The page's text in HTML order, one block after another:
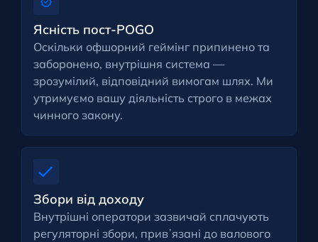
Ясність пост-POGO
Оскільки офшорний геймінг припинено та
заборонено, внутрішня система —
зрозумілий, відповідний вимогам шлях. Ми
утримуємо вашу діяльність строго в межах
чинного закону.
Збори від доходу
Внутрішні оператори зазвичай сплачують
регуляторні збори, привʼязані до валового